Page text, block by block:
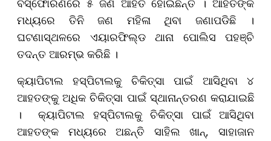
ମଧ୍ୟରେ ତିନି ଜଣ ମହିଳା ଥିବା ଜଣାପଡିଛି ।
ଘଟଣାସ୍ଥଳରେ ଏୟାରଫିଲ୍ଡ ଥାନା ପୋଲିସ ପହଞ୍ଚି
ତଦନ୍ତ ଆରମ୍ଭ କରିଛି ।
କ୍ୟାପିଟାଲ ହସ୍ପିଟାଲକୁ ଚିକିତ୍ସା ପାଇଁ ଆସିଥିବା ୪
ଆହତଙ୍କୁ ଅଧିକ ଚିକିତ୍ସା ପାଇଁ ସ୍ଥାନାନ୍ତରଣ କରାଯାଇଛି
। କ୍ୟାପିଟାଲ ହସ୍ପିଟାଲକୁ ଚିକିତ୍ସା ପାଇଁ ଆସିଥିବା
ଆହତଙ୍କ ମଧ୍ୟରେ ଅଛନ୍ତି ସାହିଲ ଖାନ୍, ସାହାଜାନ